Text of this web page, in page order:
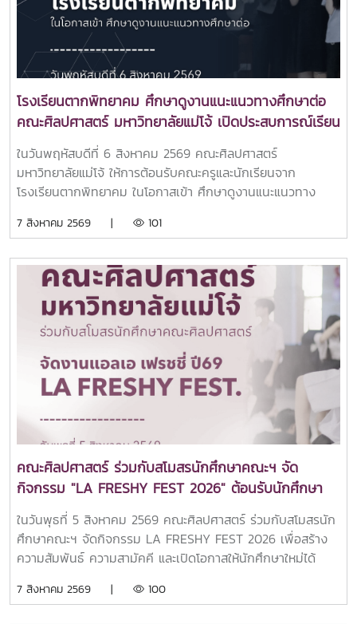
โรงเรียนตากพิทยาคม ศึกษาดูงานแนะแนวทางศึกษาต่อ
คณะศิลปศาสตร์ มหาวิทยาลัยแม่โจ้ เปิดประสบการณ์เรียน
รู้หลักสูตรระดับอุดมศึกษา
ในวันพฤหัสบดีที่ 6 สิงหาคม 2569 คณะศิลปศาสตร์
มหาวิทยาลัยแม่โจ้ ให้การต้อนรับคณะครูและนักเรียนจาก
โรงเรียนตากพิทยาคม ในโอกาสเข้า ศึกษาดูงานแนะแนวทาง
ศิลปศาสตร์ เพื่อเปิดโลกทัศน์และสร้างแรงบันดาลใจในการศึกษา
นี้ ผู้ช่วยศาสตราจารย์ ดร.ปารดา เดชะประทุมวัน รองคณบดี
คณะศิลปศาสตร์ ให้เกียรติเป็นประธานกล่าวต้อนรับ พร้อมนำทีม
คณาจารย์ทุกหลักสูตรฯ เข้าแนะนำข้อมูลเกี่ยวกับแนวทางการ
เรียนการสอน และโอกาสในการประกอบอาชีพของแต่ละหลักสูตร
พร้อมทั้งยังเข้าร่วมเยี่ยมชมศูนย์นวัตกรรมการสื่อสารและการ
ออกแบบสื่อสร้างสรรค์ คณะศิลปศาสตร์ มหาวิทยาลัยแม่โจ้ทั้งนี้
คณะศิลปศาสตร์ได้แนะนำหลักสูตรระดับปริญญาตรีทั้ง 6
หลักสูตร ได้แก่สาขาวิชานิเทศศาสตร์บูรณาการสาขาวิชาภาษา
อังกฤษสาขาวิชานวัตกรรมสังคมสาขาวิชาภาษาไทยสำหรับชาว
ต่างประเทศสาขาวิชาภาษาจีนเพื่อการสื่อสาร (หลักสูตรใหม่)สาขา
วิชาวิทยาศาสตร์การกีฬาและการออกกำลังกาย (หลักสูตร
ใหม่)บรรยากาศการศึกษาดูงานเป็นไปอย่างอบอุ่นและเป็นกันเอง
นักเรียนได้ร่วมรับฟังข้อมูลหลักสูตร แลกเปลี่ยนประสบการณ์กับ
คณาจารย์ และเยี่ยมชมสิ่งอำนวยความสะดวกของคณะ เพื่อ
เตรียมความพร้อมในการวางแผนศึกษาต่อและค้นหาเส้นทางการ
เรียนที่เหมาะสมกับตนเอง.
7 สิงหาคม 2569 | 101
คณะศิลปศาสตร์ ร่วมกับสโมสรนักศึกษาคณะฯ จัด
กิจกรรม "LA FRESHY FEST 2026" ต้อนรับนักศึกษา
ใหม่อย่างอบอุ่น
ในวันพุธที่ 5 สิงหาคม 2569 คณะศิลปศาสตร์ ร่วมกับสโมสรนัก
ศึกษาคณะฯ จัดกิจกรรม LA FRESHY FEST 2026 เพื่อสร้าง
ความสัมพันธ์ ความสามัคคี และเปิดโอกาสให้นักศึกษาใหม่ได้
แสดงจากตัวแทนนักศึกษาชั้นปีที่ 1 ของแต่ละสาขาวิชา ท่ามกลาง
7 สิงหาคม 2569 | 100